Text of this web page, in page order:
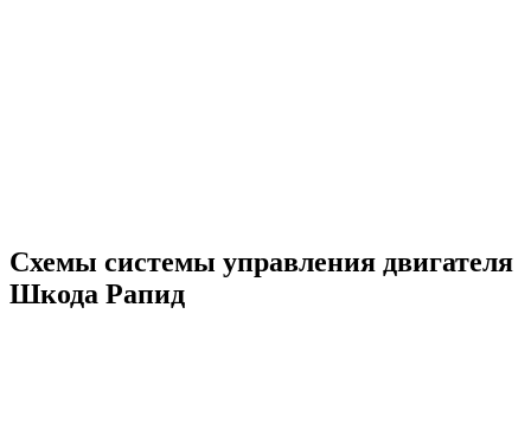
Схемы системы управления двигателя
Шкода Рапид